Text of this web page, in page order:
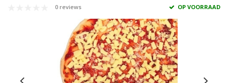
0 reviews OP VOORRAAD